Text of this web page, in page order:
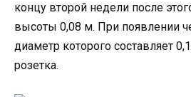
концу второй недели после
высоты 0,08 м. При появлении
диаметр которого составляет
розетка.